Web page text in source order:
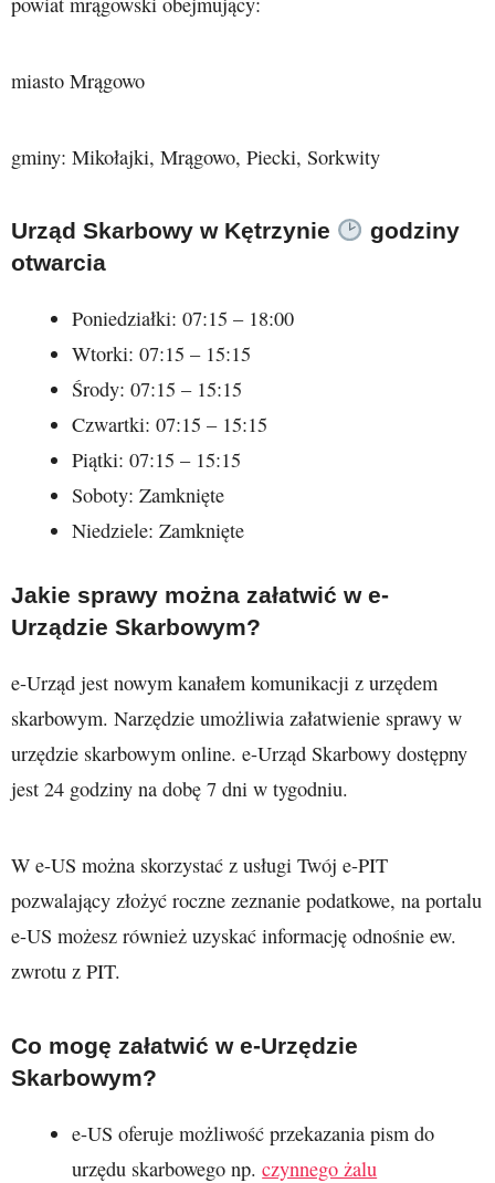
miasto Mrągowo
gminy: Mikołajki, Mrągowo, Piecki, Sorkwity
Urząd Skarbowy w Kętrzynie
godziny
otwarcia
Poniedziałki: 07:15 – 18:00
Wtorki: 07:15 – 15:15
Środy: 07:15 – 15:15
Czwartki: 07:15 – 15:15
Piątki: 07:15 – 15:15
Soboty: Zamknięte
Niedziele: Zamknięte
Jakie sprawy można załatwić w e-
Urządzie Skarbowym?
e-Urząd jest nowym kanałem komunikacji z urzędem
skarbowym. Narzędzie umożliwia załatwienie sprawy w
urzędzie skarbowym online. e-Urząd Skarbowy dostępny
jest 24 godziny na dobę 7 dni w tygodniu.
W e-US można skorzystać z usługi Twój e-PIT
pozwalający złożyć roczne zeznanie podatkowe, na portalu
e-US możesz również uzyskać informację odnośnie ew.
zwrotu z PIT.
Co mogę załatwić w e-Urzędzie
Skarbowym?
e-US oferuje możliwość przekazania pism do
urzędu skarbowego np.czynnego żalu